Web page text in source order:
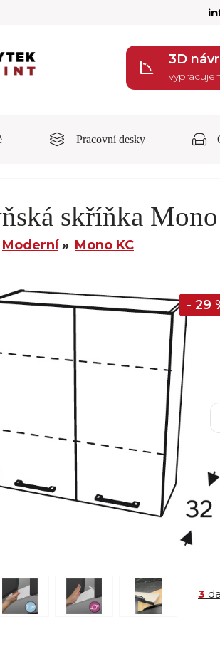
3D
Pracovní desky
skříňka
Moderní Mono KC
- 29
3